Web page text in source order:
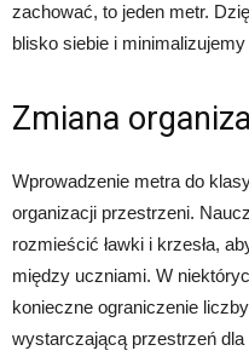
zachować, to jeden metr.
blisko siebie i
Zmiana
Wprowadzenie metra do
organizacji przestrzeni.
rozmieścić ławki i krzesła,
między uczniami. W
konieczne ograniczenie
wystarczającą przestrzeń dla